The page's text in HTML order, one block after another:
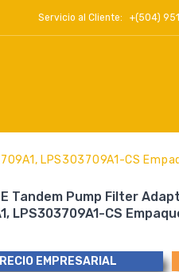
Servicio al Cliente: +(504)
LPS303709A1-CS
Tandem Pump Filter
LPS303709A1-CS
EMPRESARIAL